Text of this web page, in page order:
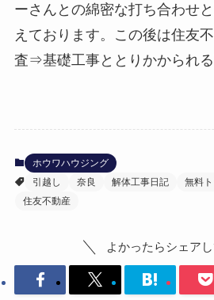
ーさんとの綿密な打ち合わせ
えております。この後は住友
査⇒基礎工事ととりかかられる
ホウワハウジング
引越し
奈良 解体工事日記
無料
住友不動産
よかったらシェアし